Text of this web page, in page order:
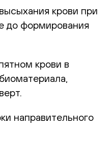
крови при
до формирования
крови в
направительного